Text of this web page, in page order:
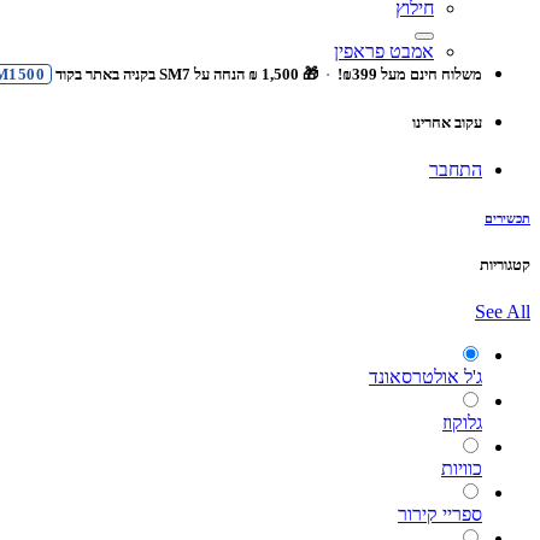
חילוץ
אמבט פראפין
משלוח חינם מעל ₪399! · 🎁 1,500 ₪ הנחה על SM7 בקניה באתר בקוד
עקוב אחרינו
התחבר
תכשירים
קטגוריות
See All
ג'ל אולטרסאונד
גלוקוז
כוויות
ספריי קירור